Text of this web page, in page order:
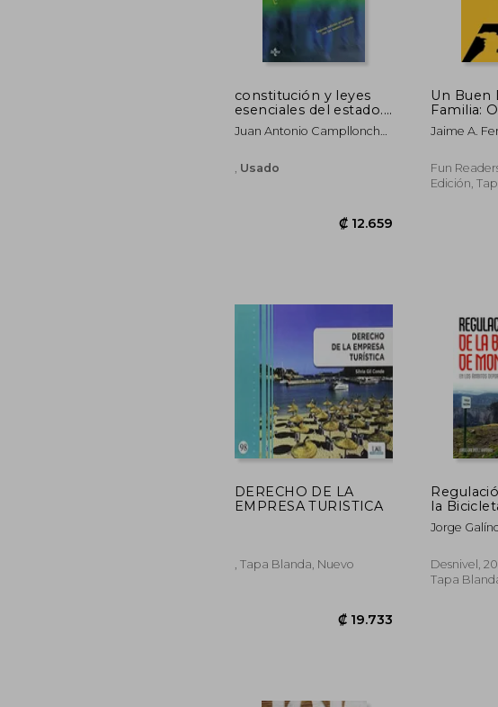
constitución y leyes
esenciales del estado.
cuestionarios para la
preparación de
Juan Antonio Campllonch
Usado
₡ 12.659
Un Buen
Familia:
Perder el
Monstruo
en la
Jaime A.
Fun
Edición,
DERECHO DE LA
EMPRESA TURISTICA
, Tapa Blanda, Nuevo
la
Montaña
Ámbitos
Jorge
Desnivel,
Tapa